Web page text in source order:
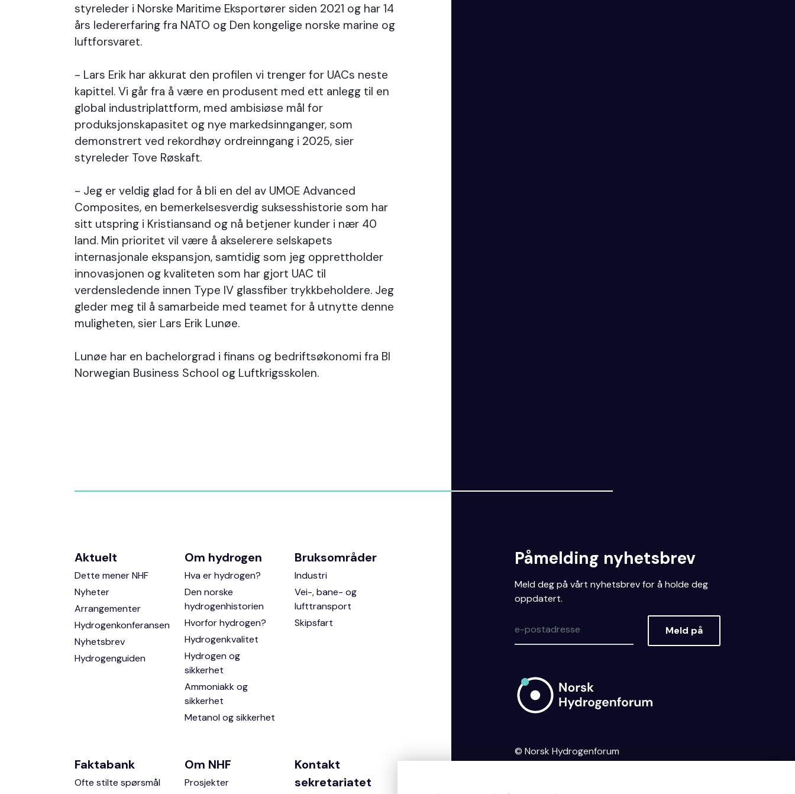
styreleder i Norske Maritime Eksportører siden 2021 og har 14
års ledererfaring fra NATO og Den kongelige norske marine og
luftforsvaret.
- Lars Erik har akkurat den profilen vi trenger for UACs neste
kapittel. Vi går fra å være en produsent med ett anlegg til en
global industriplattform, med ambisiøse mål for
produksjonskapasitet og nye markedsinnganger, som
demonstrert ved rekordhøy ordreinngang i 2025, sier
styreleder Tove Røskaft.
- Jeg er veldig glad for å bli en del av UMOE Advanced
Composites, en bemerkelsesverdig suksesshistorie som har
sitt utspring i Kristiansand og nå betjener kunder i nær 40
land. Min prioritet vil være å akselerere selskapets
internasjonale ekspansjon, samtidig som jeg opprettholder
innovasjonen og kvaliteten som har gjort UAC til
verdensledende innen Type IV glassfiber trykkbeholdere. Jeg
gleder meg til å samarbeide med teamet for å utnytte denne
muligheten, sier Lars Erik Lunøe.
Lunøe har en bachelorgrad i finans og bedriftsøkonomi fra BI
Norwegian Business School og Luftkrigsskolen.
Aktuelt
Dette mener NHF
Nyheter
Arrangementer
Hydrogenkonferansen
Nyhetsbrev
Hydrogenguiden
Om hydrogen
Hva er hydrogen?
Den norske
hydrogenhistorien
Hvorfor hydrogen?
Hydrogenkvalitet
Hydrogen og
sikkerhet
Ammoniakk og
sikkerhet
Metanol og sikkerhet
Bruksområder
Industri
Vei-, bane- og
lufttransport
Skipsfart
Faktabank
Ofte stilte spørsmål
Om NHF
Prosjekter
Kontakt
sekretariatet
Påmelding nyhetsbrev
Meld deg på vårt nyhetsbrev for å holde deg
oppdatert.
Meld på
© Norsk Hydrogenforum